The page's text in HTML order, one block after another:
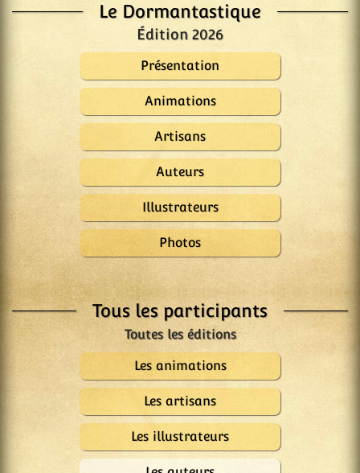
Le Dormantastique
Édition 2026
Présentation
Animations
Artisans
Auteurs
Illustrateurs
Photos
Tous les participants
Les animations
Les artisans
Les illustrateurs